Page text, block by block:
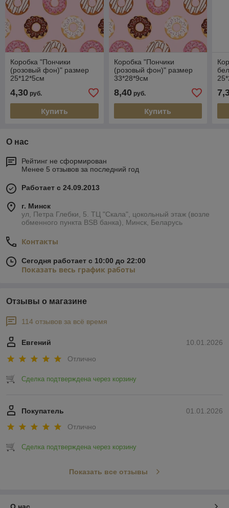
Коробка "Пончики
(розовый фон)" размер
25*12*5см
4,30 руб.
Купить
Коробка "Пончики
(розовый фон)" размер
33*28*9см
8,40руб.
Купить
О нас
Рейтинг не сформирован
Менее 5 отзывов за последний год
Работает с 24.09.2013
г. Минск
ул, Петра Глебки, 5. ТЦ "Скала", цокольный этаж (возле
обменного пункта BSB банка), Минск, Беларусь
Контакты
Сегодня работает с 10:00 до 22:00
Показать весь график работы
Отзывы о магазине
114 отзывов за всё время
10.01.2026
Евгений
Отлично
Сделка подтверждена через корзину
01.01.2026
Покупатель
Отлично
Сделка подтверждена через корзину
Показать все отзывы